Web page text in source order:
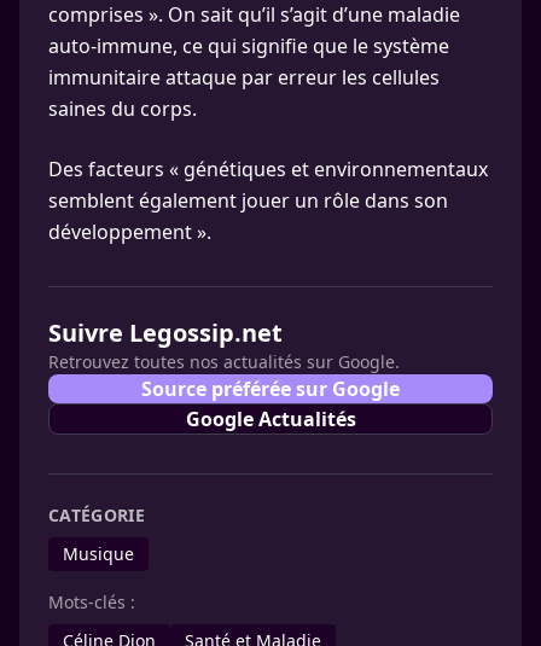
comprises ». On sait qu’il s’agit d’une maladie
auto-immune, ce qui signifie que le système
immunitaire attaque par erreur les cellules
saines du corps.
Des facteurs « génétiques et environnementaux
semblent également jouer un rôle dans son
développement ».
Suivre Legossip.net
Retrouvez toutes nos actualités sur Google.
Source préférée sur Google
Google Actualités
CATÉGORIE
Musique
Mots-clés :
Céline Dion
Santé et Maladie